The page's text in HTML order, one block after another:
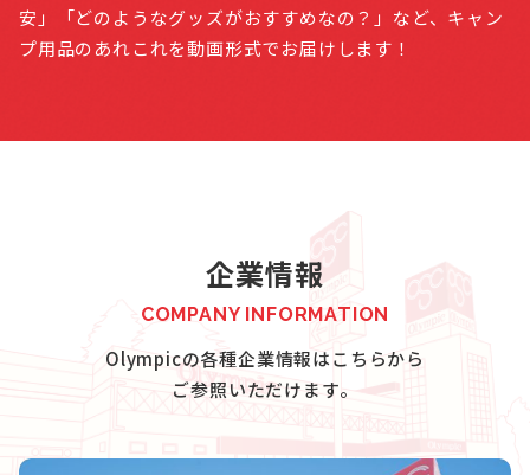
安」「どのようなグッズがおすすめなの？」など、キャン
プ用品のあれこれを動画形式でお届けします！
企業情報
COMPANY INFORMATION
Olympicの各種企業情報はこちらから
ご参照いただけます。